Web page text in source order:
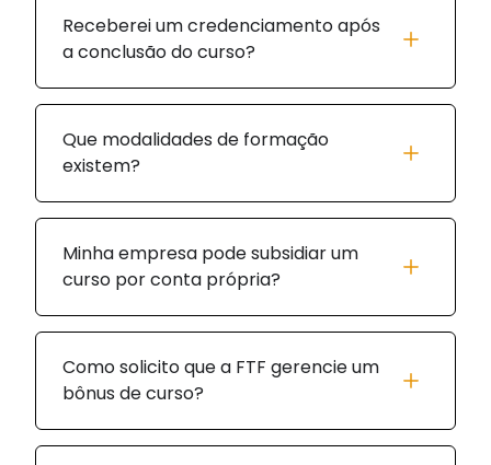
Receberei um credenciamento após
a conclusão do curso?
Que modalidades de formação
existem?
Minha empresa pode subsidiar um
curso por conta própria?
Como solicito que a FTF gerencie um
bônus de curso?